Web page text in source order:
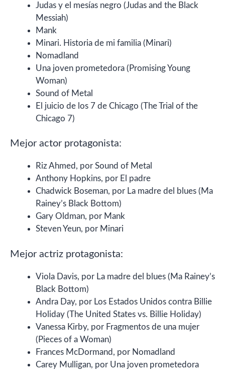
Judas y el mesías negro (Judas and the Black
Messiah)
Mank
Minari. Historia de mi familia (Minari)
Nomadland
Una joven prometedora (Promising Young
Woman)
Sound of Metal
El juicio de los 7 de Chicago (The Trial of the
Chicago 7)
Mejor actor protagonista:
Riz Ahmed, por Sound of Metal
Anthony Hopkins, por El padre
Chadwick Boseman, por La madre del blues (Ma
Rainey’s Black Bottom)
Gary Oldman, por Mank
Steven Yeun, por Minari
Mejor actriz protagonista:
Viola Davis, por La madre del blues (Ma Rainey’s
Black Bottom)
Andra Day, por Los Estados Unidos contra Billie
Holiday (The United States vs. Billie Holiday)
Vanessa Kirby, por Fragmentos de una mujer
(Pieces of a Woman)
Frances McDormand, por Nomadland
Carey Mulligan, por Una joven prometedora